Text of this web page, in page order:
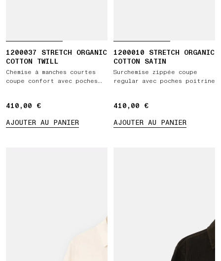
1200037 STRETCH ORGANIC
COTTON TWILL
Chemise à manches courtes
coupe confort avec poches
410,00 €
410,00 €
AJOUTER AU PANIER
1200010 STRETCH ORGANIC
COTTON SATIN
Surchemise zippée coupe
regular avec poches poitrine
410,00 €
410,00 €
AJOUTER AU PANIER